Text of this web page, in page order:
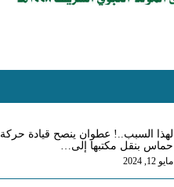
لهذا السبب..! عطوان ينصح قيادة حركة
حماس بنقل مكتبها إلى…
مايو 12, 2024